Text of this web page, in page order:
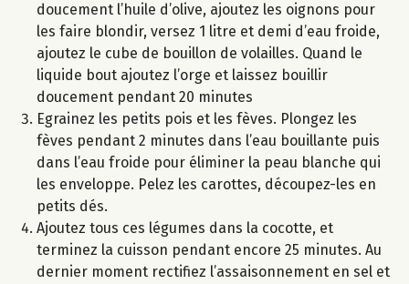
doucement l’huile d’olive, ajoutez les oignons pour
les faire blondir, versez 1 litre et demi d’eau froide,
ajoutez le cube de bouillon de volailles. Quand le
liquide bout ajoutez l’orge et laissez bouillir
doucement pendant 20 minutes
Egrainez les petits pois et les fèves. Plongez les
fèves pendant 2 minutes dans l’eau bouillante puis
dans l’eau froide pour éliminer la peau blanche qui
les enveloppe. Pelez les carottes, découpez-les en
petits dés.
Ajoutez tous ces légumes dans la cocotte, et
terminez la cuisson pendant encore 25 minutes. Au
dernier moment rectifiez l’assaisonnement en sel et